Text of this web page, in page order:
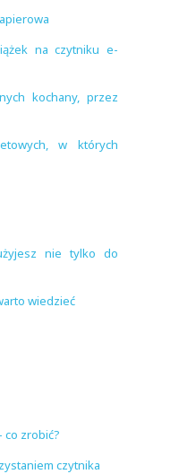
na czytniku e-
kochany, przez
w których
nie tylko do
wiedzieć
co zrobić?
czytnika